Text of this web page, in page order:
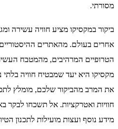
מסורתי.
ביקור במקסיקו מציע חוויה עשירה
אחרים בעולם. מהאתרים
הטרופיים המרהיבים, מהמטבח
מקסיקו היא יעד שמבטיח חוויה
את המרב מהביקור שלכם, מומלץ
חוויות ואטרקציות. אל תשכחו לבקר
מידע נוסף ועצות מועילות לתכנון